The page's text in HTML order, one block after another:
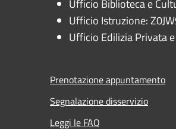
Ufficio Biblioteca e
Ufficio Istruzione:
Ufficio Edilizia Privata
Prenotazione appuntamento
Segnalazione disservizio
Leggi le FAQ